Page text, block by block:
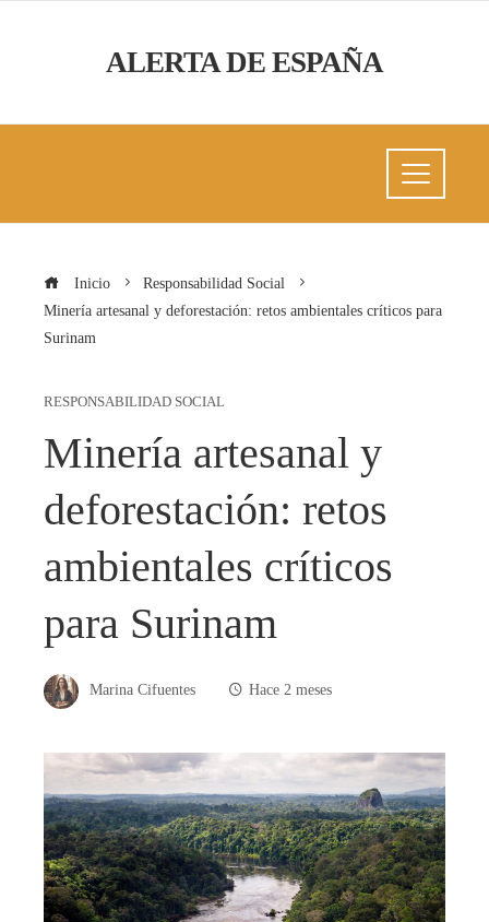
ALERTA DE ESPAÑA
Inicio
Responsabilidad Social
Minería artesanal y deforestación: retos ambientales críticos para
Surinam
RESPONSABILIDAD SOCIAL
Minería artesanal y
deforestación: retos
ambientales críticos
para Surinam
Marina Cifuentes Hace 2 meses